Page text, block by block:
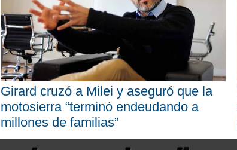
Girard cruzó a Milei y aseguró que la
motosierra “terminó endeudando a
millones de familias”